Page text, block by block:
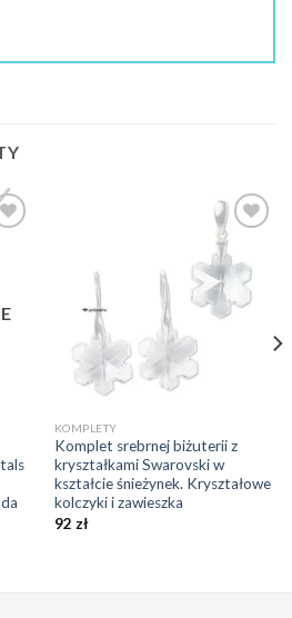
Dodaj do
ulubionych
❤️
KOMPLETY
Komplet srebrnej biżuterii z
kryształkami Swarovski w
kształcie śnieżynek. Kryształowe
kolczyki i zawieszka
92 zł